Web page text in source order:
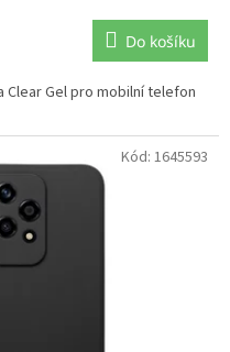
Do košíku
Gel pro mobilní telefon
Kód: 1645593